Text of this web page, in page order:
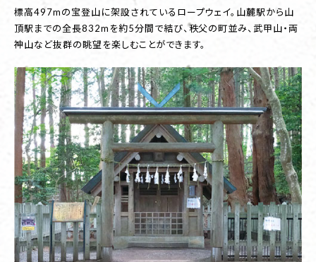
標高497mの宝登山に架設されているロープウェイ。山麓駅から山
頂駅までの全長832mを約5分間で結び、秩父の町並み、武甲山・両
神山など抜群の眺望を楽しむことができます。